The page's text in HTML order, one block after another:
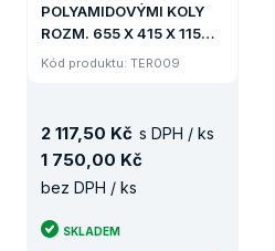
POLYAMIDOVÝMI KOLY
ROZM. 655 X 415 X 115
MM
Kód produktu: TER009
2 117, 50 Kč s DPH / ks
1 750,00 Kč
bez DPH / ks
SKLADEM